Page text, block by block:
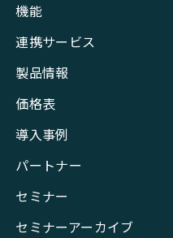
機能
連携サービス
製品情報
価格表
導入事例
パートナー
セミナー
セミナーアーカイブ